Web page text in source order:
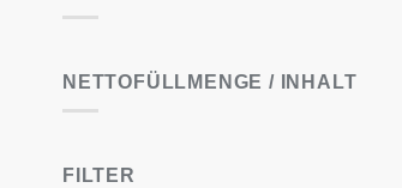
NETTOFÜLLMENGE / INHALT
FILTER